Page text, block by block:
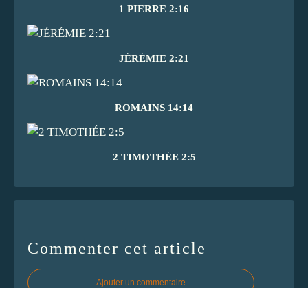
1 PIERRE 2:16
JÉRÉMIE 2:21
ROMAINS 14:14
2 TIMOTHÉE 2:5
Commenter cet article
Ajouter un commentaire